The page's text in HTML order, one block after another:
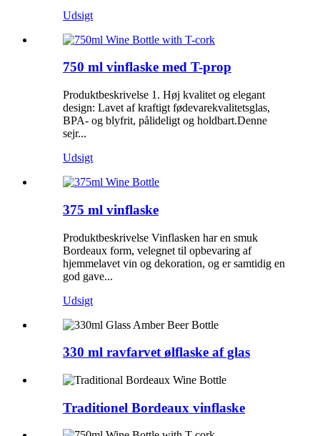
Udsigt
750 ml vinflaske med T-prop
Produktbeskrivelse 1. Høj kvalitet og elegant
design: Lavet af kraftigt fødevarekvalitetsglas,
BPA- og blyfrit, pålideligt og holdbart.Denne
sejr...
Udsigt
375 ml vinflaske
Produktbeskrivelse Vinflasken har en smuk
Bordeaux form, velegnet til opbevaring af
hjemmelavet vin og dekoration, og er samtidig en
god gave...
Udsigt
330 ml ravfarvet ølflaske af glas
Traditionel Bordeaux vinflaske